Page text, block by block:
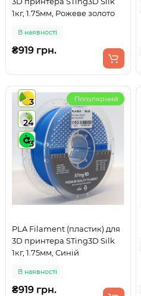
1кг, 1.75мм, Рожеве золото
В наявності
₴919 грн.
3
24
3
Популярний
PLA Filament (пластик) для
3D принтера STing3D Silk
1кг, 1.75мм, Синій
В наявності
₴919 грн.